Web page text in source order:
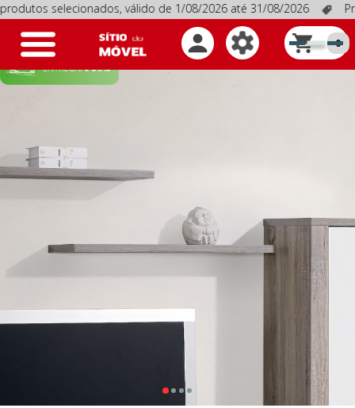
selecionados, válido de 1/08/2026 até 31/08/2026
Toggle
navigation 0